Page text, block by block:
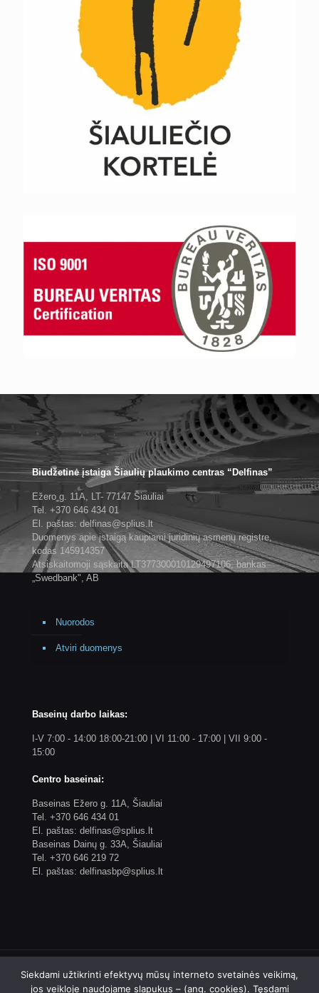
Biudžetinė įstaiga Šiaulių plaukimo centras “Delfinas”
Ežero g. 11A, LT- 77147 Šiauliai
Tel. +370 646 434 01
El. paštas: delfinas@splius.lt
Duomenys apie įstaigą kaupiami juridinių asmenų registre,
kodas 145914357
Atsiskaitomoji sąskaita LT377300010129497106, bankas
„Swedbank", AB
Nuorodos
Atviri duomenys
Baseinų darbo laikas:
I-V 7:00 - 14:00 18:00-21:00 | VI 11:00 - 17:00 | VII 9:00 -
15:00
Centro baseinai:
Baseinas Ežero g. 11A, Šiauliai
Tel. +370 646 434 01
El. paštas: delfinas@splius.lt
Baseinas Dainų g. 33A, Šiauliai
Tel. +370 646 219 72
El. paštas: delfinasbp@splius.lt
Siekdami užtikrinti efektyvų mūsų interneto svetainės veikimą,
jos veikloje naudojame slapukus – (ang. cookies). Tęsdami